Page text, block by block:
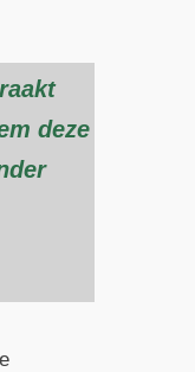
deze